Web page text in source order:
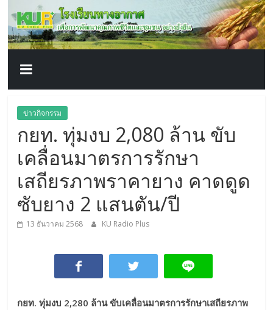
content
โรงเรียน
ทาง
อากาศ​
เพื่อ
พัฒนา
คุณภาพ
ชีวิต
ข่าวกิจกรรม
กยท. ทุ่มงบ 2,080 ล้าน ขับ
เคลื่อนมาตรการรักษา
เสถียรภาพราคายาง คาดดูด
ซับยาง 2 แสนตัน/ปี
13 ธันวาคม 2568 KU Radio Plus
กยท. ทุ่มงบ 2,280 ล้าน ขับเคลื่อนมาตรการรักษาเสถียรภาพ